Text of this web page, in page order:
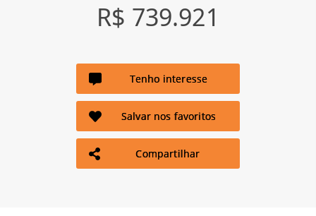
R$ 739.921
Tenho interesse
Salvar nos favoritos
Compartilhar